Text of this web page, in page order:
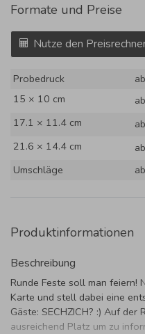
Formate und Preise
Nutze den
Probedruck
15 × 10 cm
17.1 × 11.4 cm
21.6 × 14.4 cm
Umschläge
Produktinformationen
Beschreibung
Runde Feste soll man feiern!
Karte und stell dabei eine
Gäste: SECHZICH? :) Auf der
ausreichend Platz um zu